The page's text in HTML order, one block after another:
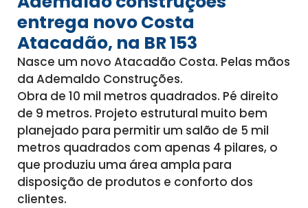
entrega novo Costa
Atacadão, na BR 153
Nasce um novo Atacadão Costa. Pelas mãos
da Ademaldo Construções.
Obra de 10 mil metros quadrados. Pé direito
de 9 metros. Projeto estrutural muito bem
planejado para permitir um salão de 5 mil
metros quadrados com apenas 4 pilares, o
que produziu uma área ampla para
disposição de produtos e conforto dos
clientes.